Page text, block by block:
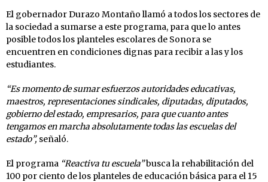
El gobernador Durazo Montaño llamó a todos los sectores de
la sociedad a sumarse a este programa, para que lo antes
posible todos los planteles escolares de Sonora se
encuentren en condiciones dignas para recibir a las y los
estudiantes.
“Es momento de sumar esfuerzos autoridades educativas,
maestros, representaciones sindicales, diputadas, diputados,
gobierno del estado, empresarios, para que cuanto antes
tengamos en marcha absolutamente todas las escuelas del
estado”, señaló.
El programa “Reactiva tu escuela”busca la rehabilitación del
100 por ciento de los planteles de educación básica para el 15